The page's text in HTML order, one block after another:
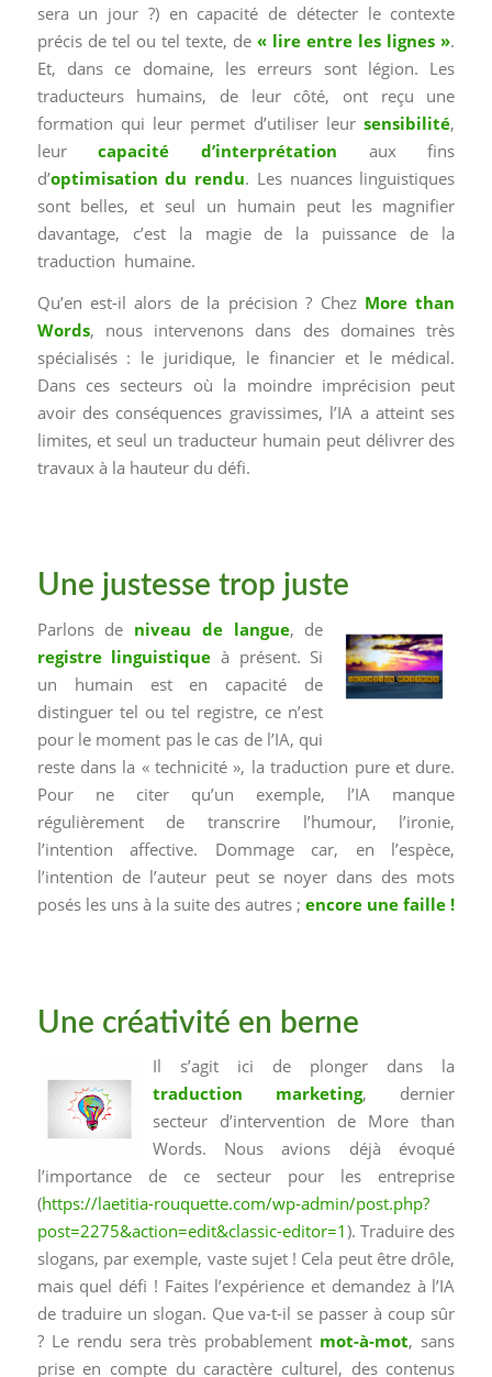
sera un jour ?) en capacité de détecter le contexte
précis de tel ou tel texte, de« lire entre les lignes ».
Et, dans ce domaine, les erreurs sont légion. Les
traducteurs humains, de leur côté, ont reçu une
formation qui leur permet d’utiliser leursensibilité,
leurcapacité d’interprétation aux fins
d’optimisation du rendu. Les nuances linguistiques
sont belles, et seul un humain peut les magnifier
davantage, c’est la magie de la puissance de la
traduction humaine.
Qu’en est-il alors de la précision ? Chez More than
Words, nous intervenons dans des domaines très
spécialisés : le juridique, le financier et le médical.
Dans ces secteurs où la moindre imprécision peut
avoir des conséquences gravissimes, l’IA a atteint ses
limites, et seul un traducteur humain peut délivrer des
travaux à la hauteur du défi.
Une justesse trop juste
Parlons de niveau de langue, de
registre linguistique à présent. Si
un humain est en capacité de
distinguer tel ou tel registre, ce n’est
pour le moment pas le cas de l’IA, qui
reste dans la « technicité », la traduction pure et dure.
Pour ne citer qu’un exemple, l’IA manque
régulièrement de transcrire l’humour, l’ironie,
l’intention affective. Dommage car, en l’espèce,
l’intention de l’auteur peut se noyer dans des mots
posés les uns à la suite des autres ; encore une faille !
Une créativité en berne
Il s’agit ici de plonger dans la
traduction marketing, dernier
secteur d’intervention de More than
Words. Nous avions déjà évoqué
l’importance de ce secteur pour les entreprise
(https://laetitia-rouquette.com/wp-admin/post.php?
post=2275&action=edit&classic-editor=1). Traduire des
slogans, par exemple, vaste sujet ! Cela peut être drôle,
mais quel défi ! Faites l’expérience et demandez à l’IA
de traduire un slogan. Que va-t-il se passer à coup sûr
? Le rendu sera très probablement mot-à-mot, sans
prise en compte du caractère culturel, des contenus